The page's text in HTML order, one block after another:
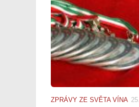
ZPRÁVY ZE SVĚTA VÍNA